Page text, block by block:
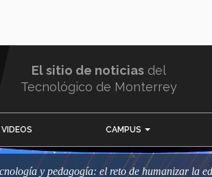
El sitio de noticias del
Tecnológico de Monterrey
VIDEOS CAMPUS
y pedagogía: el reto de humanizar la